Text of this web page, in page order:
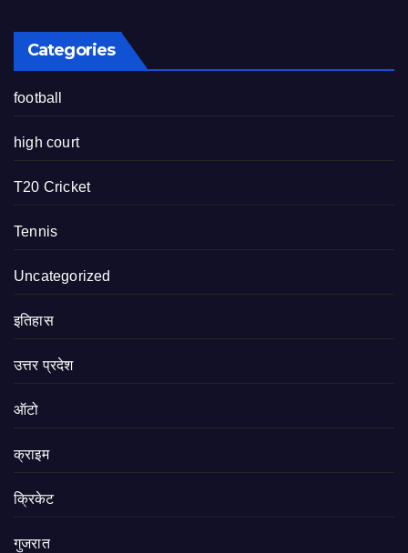
Categories
football
high court
T20 Cricket
Tennis
Uncategorized
इतिहास
उत्तर प्रदेश
ऑटो
क्राइम
क्रिकेट
गुजरात